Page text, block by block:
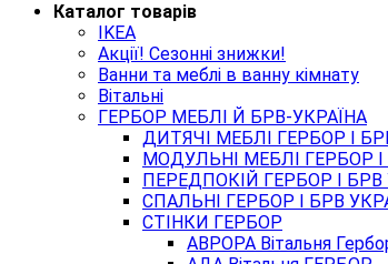
Каталог товарів
IKEA
Акції! Сезонні знижки!
Ванни та меблі в ванну кімнату
Вітальні
ГЕРБОР МЕБЛІ Й БРВ-УКРАЇНА
ДИТЯЧІ МЕБЛІ ГЕРБОР І
МОДУЛЬНІ МЕБЛІ ГЕРБОР І
ПЕРЕДПОКІЙ ГЕРБОР І БРВ
СПАЛЬНІ ГЕРБОР І БРВ
СТІНКИ ГЕРБОР
АВРОРА Вітальня